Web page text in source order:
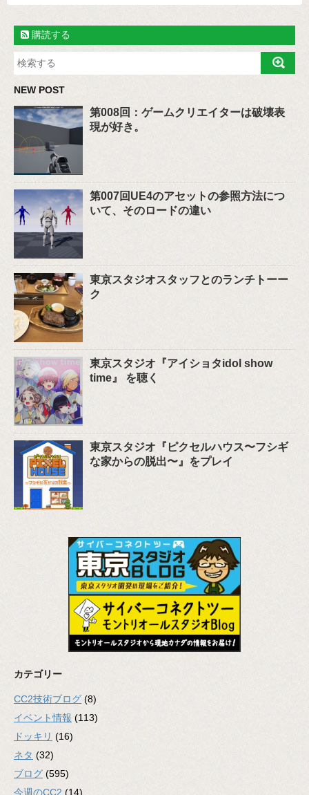
購読する
NEW POST
第008回：ゲームクリエイターは破壊表
現が好き。
第007回UE4のアセットの参照方法につ
いて、そのロードの違い
東京スタジオスタッフとのランチトーー
ク
東京スタジオ『アイショタidol show
time』 を聴く
東京スタジオ『ピクセルハウス〜フシギ
な家からの脱出〜』をプレイ
カテゴリー
CC2技術ブログ (8)
イベント情報 (113)
ドッキリ (16)
ネタ (32)
ブログ (595)
今週のCC2 (14)